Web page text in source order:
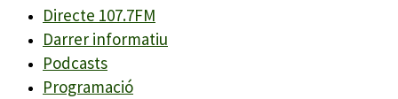
Directe 107.7FM
Darrer informatiu
Podcasts
Programació